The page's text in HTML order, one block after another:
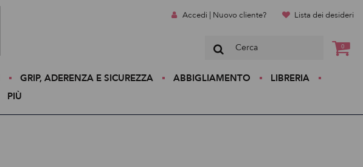
Accedi | Nuovo cliente? Lista dei desideri
0
GRIP, ADERENZA E SICUREZZA ABBIGLIAMENTO
LIBRERIA
PIÙ